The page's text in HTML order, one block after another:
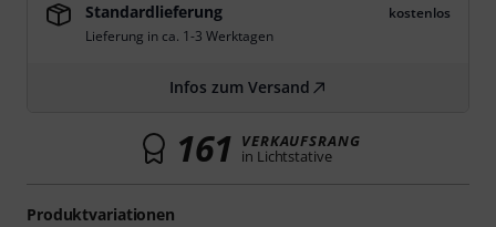
Produktvariationen
Standardlieferung
kostenlos
Lieferung in ca. 1-3 Werktagen
Infos zum Versand
161 VERKAUFSRANG
in Lichtstative